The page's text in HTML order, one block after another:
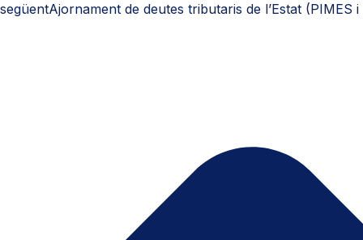
següentAjornament de deutes tributaris de l’Estat (PIMES